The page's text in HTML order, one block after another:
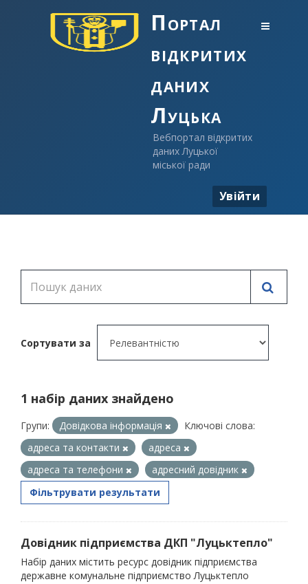
Портал
відкритих
даних
Луцька
Вебпортал відкритих
даних Луцької
міської ради
Увійти
Сортувати за
1 набір даних знайдено
Групи: Довідкова інформація
Ключові слова:
адреса та контакти
адреса
адреса та телефони
адресний довідник
Фільтрувати результати
Довідник підприємства ДКП "Луцьктепло"
Набір даних містить ресурс довідник підприємства
державне комунальне підприємство Луцьктепло